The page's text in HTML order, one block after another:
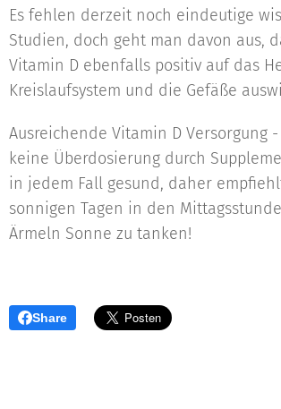
Es fehlen derzeit noch eindeutige
Studien, doch geht man davon aus,
Vitamin D ebenfalls positiv auf das
Kreislaufsystem und die Gefäße
Ausreichende Vitamin D Versorgung
keine Überdosierung durch
in jedem Fall gesund, daher
sonnigen Tagen in den
Ärmeln Sonne zu tanken!
Share